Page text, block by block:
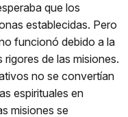
que los
establecidas. Pero
funcionó debido a la
de las misiones.
no se convertían
espirituales en
misiones se